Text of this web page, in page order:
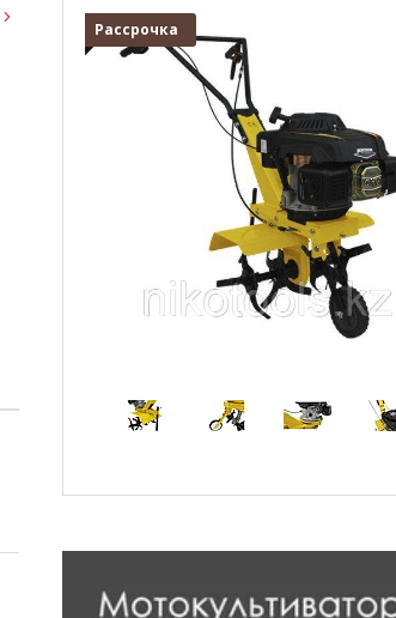
Рассрочка